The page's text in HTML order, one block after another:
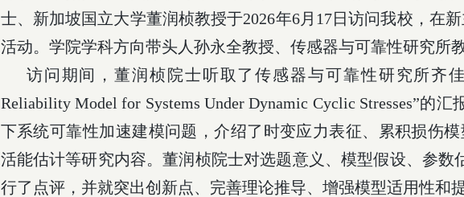
士、新加坡国立大学董润桢教授于2026年6月 17日访问我校，在
活动。学院学科方向带头人孙永全教授、传感器与可靠性研究所
访问期间，董润桢院士听取了传感器与可靠性研究所齐
Reliability Model for Systems Under Dynamic Cyclic Stresses”的汇
下系统可靠性加速建模问题，介绍了时变应力表征、累积损伤模
活能估计等研究内容。董润桢院士对选题意义、模型假设、参数
行了点评，并就突出创新点、完善理论推导、增强模型适用性和